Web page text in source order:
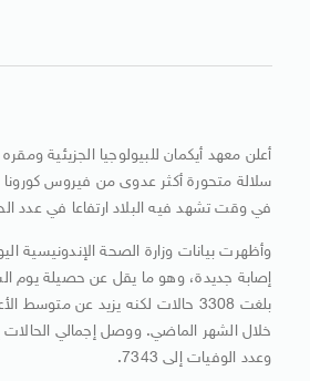
أعلن معهد أيكمان للبيولوجيا الجزيئية
سلالة متحورة أكثر عدوى من فيروس كورونا
في وقت تشهد فيه البلاد ارتفاعا في عدد
إصابة جديدة، وهو ما يقل عن حصيلة يوم
بلغت 3308 حالات لكنه يزيد عن
وعدد الوفيات إلى 7343.